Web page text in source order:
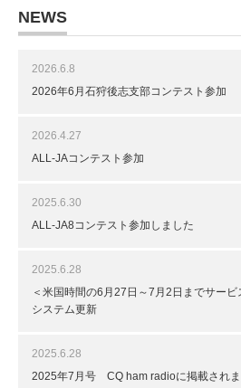
NEWS
2026.6.8
2026年6月石狩後志支部コンテスト参加
2026.4.27
ALL-JAコンテスト参加
2025.6.30
ALL-JA8コンテスト参加しました
2025.6.28
＜米国時間の6月27日～7月2日までサービ
システム更新
2025.6.28
2025年7月号 CQ ham radioに掲載されま